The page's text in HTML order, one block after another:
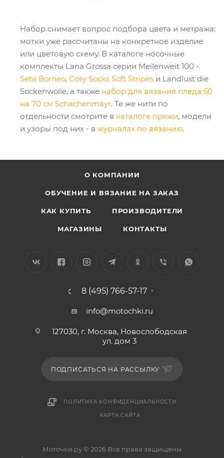
Набор снимает вопрос подбора цвета и метража:
мотки уже рассчитаны на конкретное изделие
или цветовую схему. В каталоге носочные
комплекты Lana Grossa серии Meilenweit 100 -
Seta Borneo, Cosy Socks Soft Stripes и Landlust die
Sockenwolle, а также набор для вязания пледа 50
на 70 см Schachenmayr. Те же нити по
отдельности смотрите в каталоге пряжи, модели
и узоры под них - в журналах по вязанию.
О КОМПАНИИ
ОБУЧЕНИЕ И ВЯЗАНИЕ НА ЗАКАЗ
КАК КУПИТЬ ПРОИЗВОДИТЕЛИ
МАГАЗИНЫ КОНТАКТЫ
8 (495) 766-57-17
info@motochki.ru
127030, г. Москва, Новослободская
ул. дом 3
ПОДПИСАТЬСЯ НА РАССЫЛКУ
ПОЛИТИКА КОНФИДЕНЦИАЛЬНОСТИ
КАРТА САЙТА
Моточки.ру © 2026 Все права защищены